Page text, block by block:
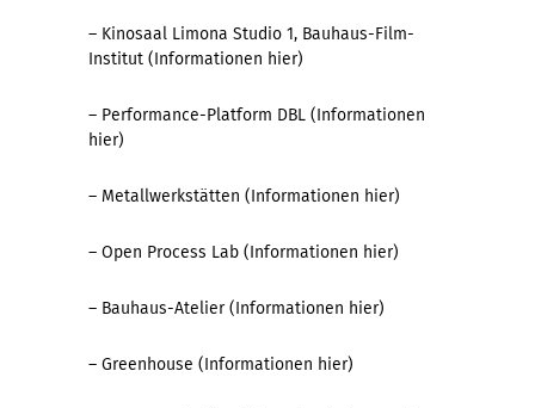
– Kinosaal Limona Studio 1, Bauhaus-Film-
Institut (Informationen hier)
– Performance-Platform DBL (Informationen
hier)
– Metallwerkstätten (Informationen hier)
– Open Process Lab (Informationen hier)
– Bauhaus-Atelier (Informationen hier)
– Greenhouse (Informationen hier)